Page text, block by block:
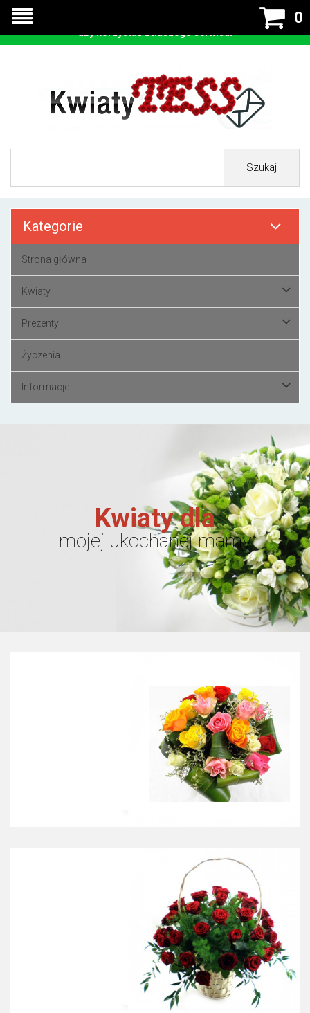
0
Szukaj
Kategorie
Strona główna
Kwiaty
Prezenty
Życzenia
Informacje
Kwiaty dla
mojej ukochanej mamy
Nasza strona korzysta z cookies - czyli tzw ciastek w celu
prawidłowego działania. Zaakceptuj przyjmowanie cookies
aby korzystać z naszego serwisu.